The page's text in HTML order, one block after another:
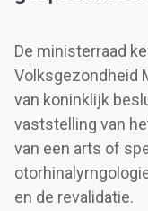
De ministerraad
Volksgezondheid
van koninklijk
vaststelling van
van een arts of
en de revalidatie.